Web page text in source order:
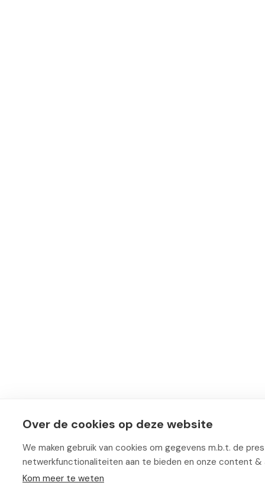
Over de cookies op deze website
We maken gebruik van cookies om gegevens m.b.t. de
netwerkfunctionaliteiten aan te bieden en onze content
Kom meer te weten